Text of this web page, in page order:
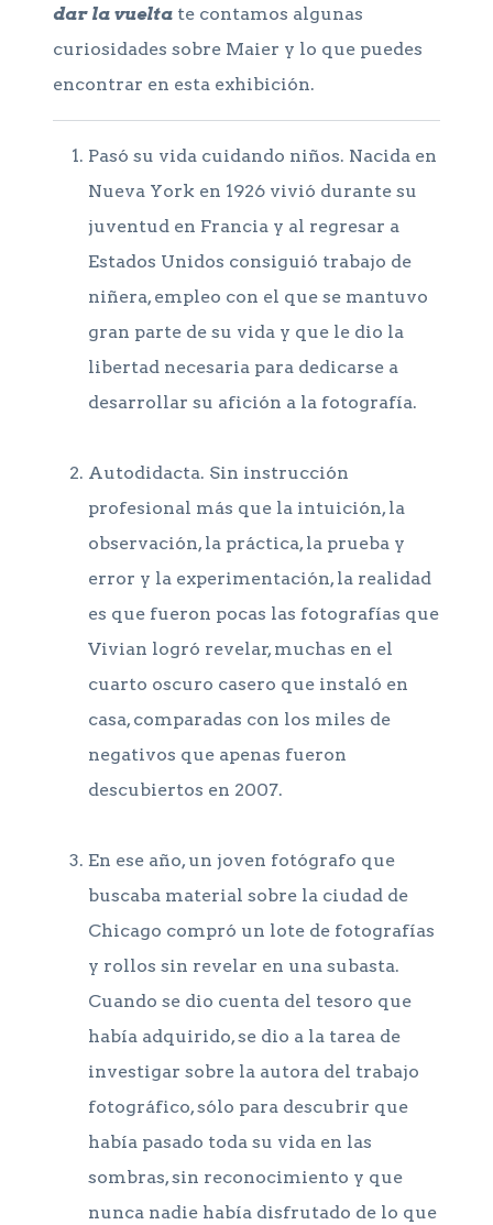
dar la vuelta te contamos algunas
curiosidades sobre Maier y lo que puedes
encontrar en esta exhibición.
Pasó su vida cuidando niños. Nacida en
Nueva York en 1926 vivió durante su
juventud en Francia y al regresar a
Estados Unidos consiguió trabajo de
niñera, empleo con el que se mantuvo
gran parte de su vida y que le dio la
libertad necesaria para dedicarse a
desarrollar su afición a la fotografía.
Autodidacta. Sin instrucción
profesional más que la intuición, la
observación, la práctica, la prueba y
error y la experimentación, la realidad
es que fueron pocas las fotografías que
Vivian logró revelar, muchas en el
cuarto oscuro casero que instaló en
casa, comparadas con los miles de
negativos que apenas fueron
descubiertos en 2007.
En ese año, un joven fotógrafo que
buscaba material sobre la ciudad de
Chicago compró un lote de fotografías
y rollos sin revelar en una subasta.
Cuando se dio cuenta del tesoro que
había adquirido, se dio a la tarea de
investigar sobre la autora del trabajo
fotográfico, sólo para descubrir que
había pasado toda su vida en las
sombras, sin reconocimiento y que
nunca nadie había disfrutado de lo que